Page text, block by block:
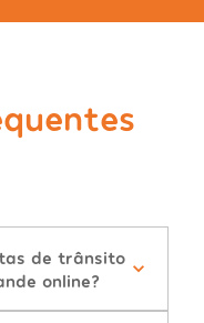
de trânsito
online?